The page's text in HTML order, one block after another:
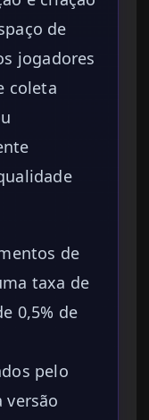
de
jogadores
coleta
de
taxa de
0,5% de
pelo